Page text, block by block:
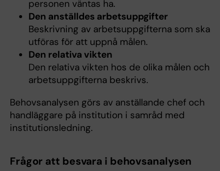
personen väntas ha.
Den anställdes arbetsuppgifter
Beskrivning av arbetsuppgifterna som ska
utföras för att uppnå målen.
Den relativa vikten
Den relativa vikten hos de olika målen och
arbetsuppgifterna beskrivs.
Behovsanalysen görs av anställande chef och
handläggare på institution i samråd med
institutionsledning.
Frågor att besvara i behovsanalysen